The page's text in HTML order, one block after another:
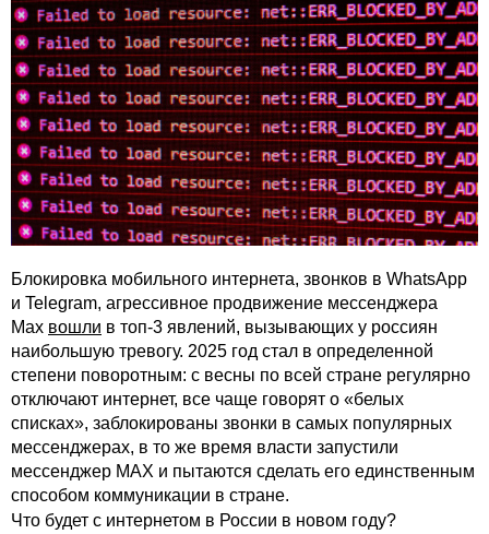
Блокировка мобильного интернета, звонков в WhatsApp
и Telegram, агрессивное продвижение мессенджера
Max вошли в топ-3 явлений, вызывающих у россиян
наибольшую тревогу. 2025 год стал в определенной
степени поворотным: с весны по всей стране регулярно
отключают интернет, все чаще говорят о «белых
списках», заблокированы звонки в самых популярных
мессенджерах, в то же время власти запустили
мессенджер MAX и пытаются сделать его единственным
способом коммуникации в стране.
Что будет с интернетом в России в новом году?